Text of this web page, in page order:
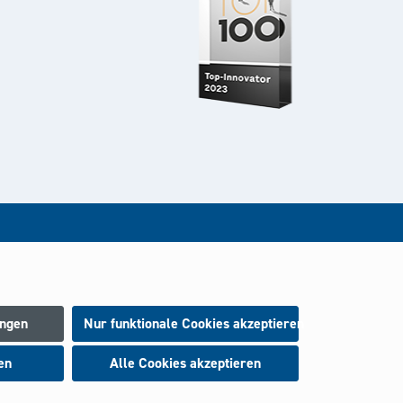
Nur funktionale Cookies akzeptieren
Alle Cookies akzeptieren